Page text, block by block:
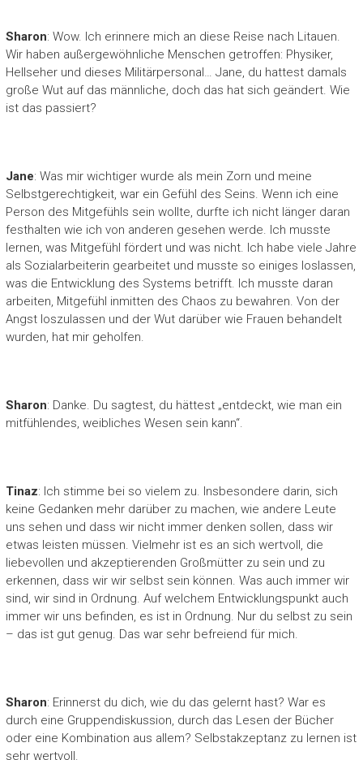
Sharon: Wow. Ich erinnere mich an diese Reise nach Litauen.
Wir haben außergewöhnliche Menschen getroffen: Physiker,
Hellseher und dieses Militärpersonal… Jane, du hattest damals
große Wut auf das männliche, doch das hat sich geändert. Wie
ist das passiert?
Jane: Was mir wichtiger wurde als mein Zorn und meine
Selbstgerechtigkeit, war ein Gefühl des Seins. Wenn ich eine
Person des Mitgefühls sein wollte, durfte ich nicht länger daran
festhalten wie ich von anderen gesehen werde. Ich musste
lernen, was Mitgefühl fördert und was nicht. Ich habe viele Jahre
als Sozialarbeiterin gearbeitet und musste so einiges loslassen,
was die Entwicklung des Systems betrifft. Ich musste daran
arbeiten, Mitgefühl inmitten des Chaos zu bewahren. Von der
Angst loszulassen und der Wut darüber wie Frauen behandelt
wurden, hat mir geholfen.
Sharon: Danke. Du sagtest, du hättest „entdeckt, wie man ein
mitfühlendes, weibliches Wesen sein kann“.
Tinaz: Ich stimme bei so vielem zu. Insbesondere darin, sich
keine Gedanken mehr darüber zu machen, wie andere Leute
uns sehen und dass wir nicht immer denken sollen, dass wir
etwas leisten müssen. Vielmehr ist es an sich wertvoll, die
liebevollen und akzeptierenden Großmütter zu sein und zu
erkennen, dass wir wir selbst sein können. Was auch immer wir
sind, wir sind in Ordnung. Auf welchem Entwicklungspunkt auch
immer wir uns befinden, es ist in Ordnung. Nur du selbst zu sein
– das ist gut genug. Das war sehr befreiend für mich.
Sharon: Erinnerst du dich, wie du das gelernt hast? War es
durch eine Gruppendiskussion, durch das Lesen der Bücher
oder eine Kombination aus allem? Selbstakzeptanz zu lernen ist
sehr wertvoll.